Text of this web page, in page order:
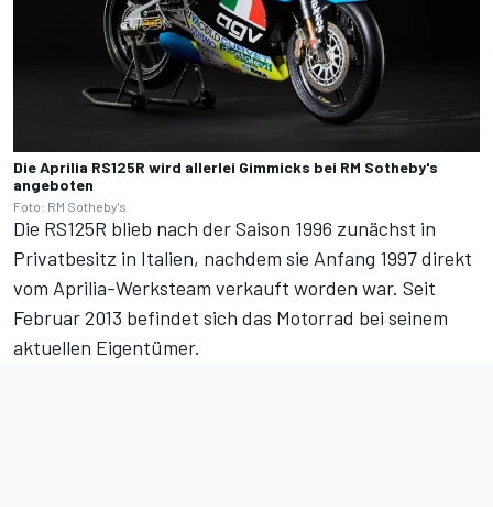
Die Aprilia RS125R wird allerlei Gimmicks bei RM Sotheby's
angeboten
Foto: RM Sotheby's
Die RS125R blieb nach der Saison 1996 zunächst in
Privatbesitz in Italien, nachdem sie Anfang 1997 direkt
vom Aprilia-Werksteam verkauft worden war. Seit
Februar 2013 befindet sich das Motorrad bei seinem
aktuellen Eigentümer.